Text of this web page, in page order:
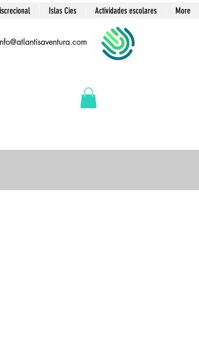
Islas Cies Actividades escolares More